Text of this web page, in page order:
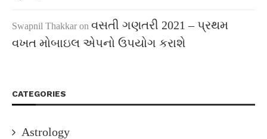
Swapnil Thakkar on વસતી ગણતરી 2021 – પ્રથમ
વખત મોબાઇલ એપનો ઉપયોગ કરાશે
CATEGORIES
Astrology